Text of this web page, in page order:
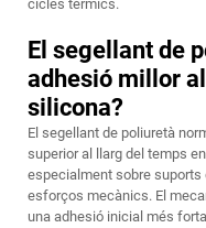
cicles tèrmics.
El segellant de
adhesió millor
silicona?
El segellant de poliuretà
superior al llarg del temps
especialment sobre
esforços mecànics. El
una adhesió inicial més